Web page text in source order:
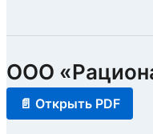
ООО
📄 Открыть PDF